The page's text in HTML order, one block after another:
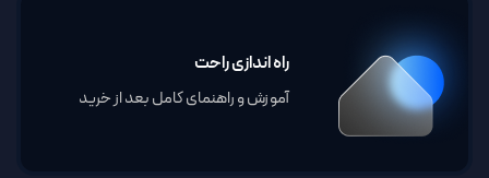
راه اندازی راحت
آموزش و راهنمای کامل بعد از خرید